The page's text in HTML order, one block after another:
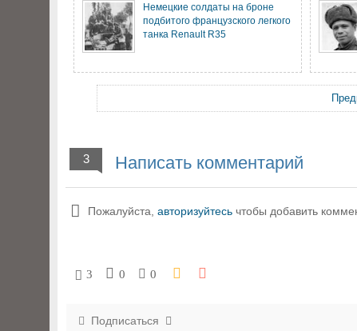
Немецкие солдаты на броне
подбитого французского легкого
танка Renault R35
3 Написать комментарий
Пожалуйста, авторизуйтесь чтобы добавить
3 0 0
Подписаться